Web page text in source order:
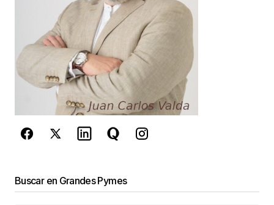
Guarda mi nombre, correo electrónico y web en
este navegador para la próxima vez que
comente.
Este sitio esta protegido por
reCAPTCHA y la Política de
privacidad y los Términos del servicio
de Googlese aplican.
Buscar en Grandes Pymes